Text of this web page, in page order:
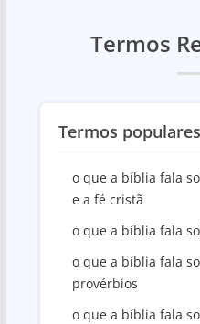
Termos
Termos populares
o que a bíblia fala
e a fé cristã
o que a bíblia fala
o que a bíblia fala
provérbios
o que a bíblia fala